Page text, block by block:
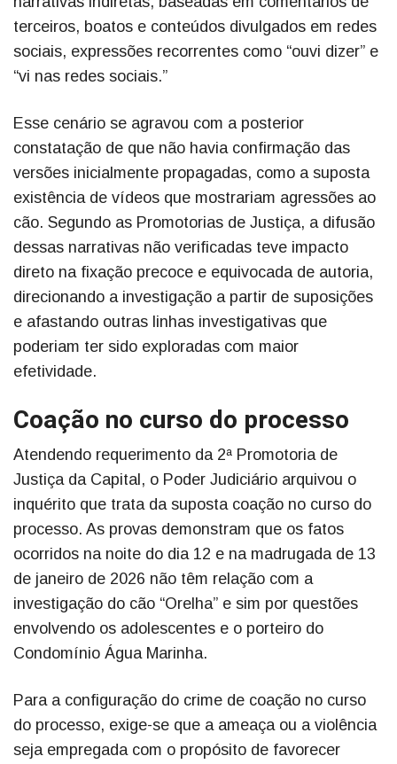
terceiros, boatos e conteúdos divulgados em redes
sociais, expressões recorrentes como “ouvi dizer” e
“vi nas redes sociais.”
Esse cenário se agravou com a posterior
constatação de que não havia confirmação das
versões inicialmente propagadas, como a suposta
existência de vídeos que mostrariam agressões ao
cão. Segundo as Promotorias de Justiça, a difusão
dessas narrativas não verificadas teve impacto
direto na fixação precoce e equivocada de autoria,
direcionando a investigação a partir de suposições
e afastando outras linhas investigativas que
poderiam ter sido exploradas com maior
efetividade.
Coação no curso do processo
Atendendo requerimento da 2ª Promotoria de
Justiça da Capital, o Poder Judiciário arquivou o
inquérito que trata da suposta coação no curso do
processo. As provas demonstram que os fatos
ocorridos na noite do dia 12 e na madrugada de 13
de janeiro de 2026 não têm relação com a
investigação do cão “Orelha” e sim por questões
envolvendo os adolescentes e o porteiro do
Condomínio Água Marinha.
Para a configuração do crime de coação no curso
do processo, exige-se que a ameaça ou a violência
seja empregada com o propósito de favorecer